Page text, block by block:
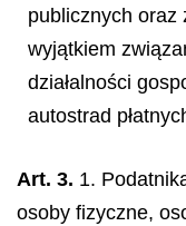
publicznych oraz
wyjątkiem
działalności
autostrad
Art. 3. 1.
osoby fizyczne,